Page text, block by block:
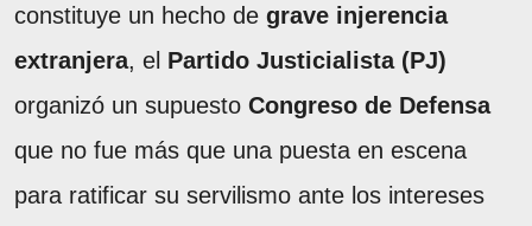
constituye un hecho de grave injerencia
extranjera, el Partido Justicialista (PJ)
organizó un supuesto Congreso de Defensa
que no fue más que una puesta en escena
para ratificar su servilismo ante los intereses